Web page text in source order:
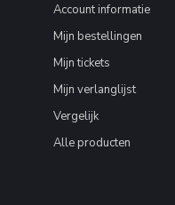
Account informatie
Mijn bestellingen
Mijn tickets
Mijn verlanglijst
Vergelijk
Alle producten